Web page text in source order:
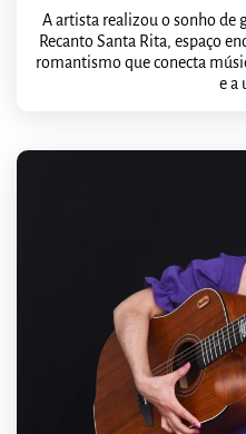
A artista realizou o sonho de
Recanto Santa Rita, espaço
romantismo que conecta
e a